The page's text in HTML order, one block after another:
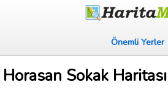
Önemli Yerler
Horasan Sokak Haritası